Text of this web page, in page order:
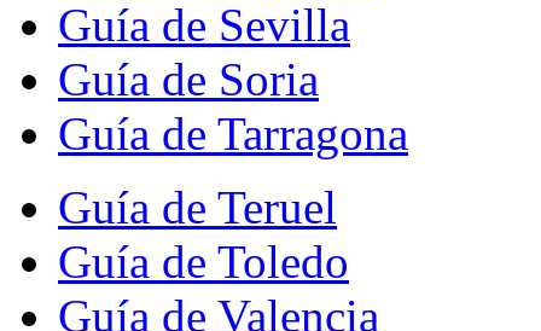
Guía de Sevilla
Guía de Soria
Guía de Tarragona
Guía de Teruel
Guía de Toledo
Guía de Valencia